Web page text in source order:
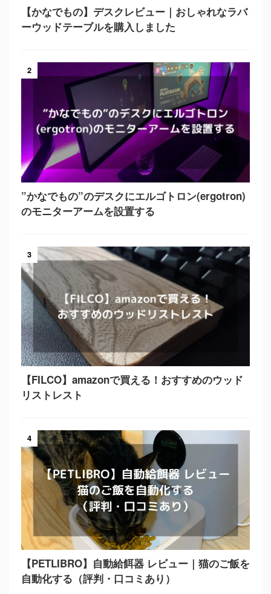
【かなでもの】デスクレビュー｜おしゃれなラバ
ーウッドテーブルを購入しました
2
”かなでもの”のデスクにエルゴトロン(ergotron)
のモニターアームを設置する
3
【FILCO】amazonで買える！おすすめのウッド
リストレスト
4
【PETLIBRO】自動給餌器 レビュー｜猫のご飯を
自動化する（評判・口コミあり）